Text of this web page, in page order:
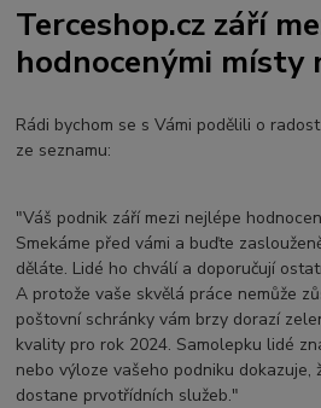
Terceshop.cz září
hodnocenými místy
Rádi bychom se s Vámi podělili o
ze seznamu:
"Váš podnik září mezi nejlépe
Smekáme před vámi a buďte
děláte. Lidé ho chválí a doporučují
A protože vaše skvělá práce nemůže
poštovní schránky vám brzy dorazí
kvality pro rok 2024. Samolepku lidé
nebo výloze vašeho podniku dokazuje,
dostane prvotřídních služeb."